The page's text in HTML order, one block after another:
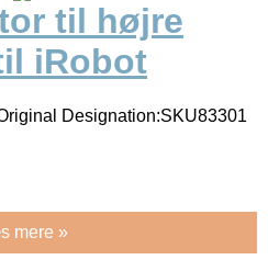
til højre
iRobot
Designation:SKU83301
mere »